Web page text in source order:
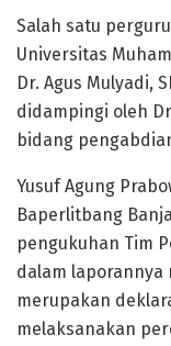
Salah satu
Universitas
Dr. Agus Mulyadi,
didampingi oleh
bidang
Yusuf Agung
Baperlitbang
pengukuhan Tim
dalam laporannya
merupakan
melaksanakan